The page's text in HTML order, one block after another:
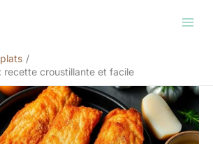
recette croustillante et facile